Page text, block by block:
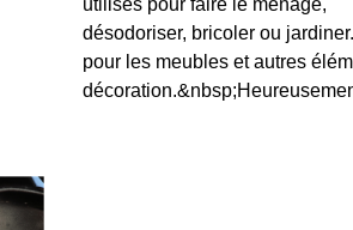
de
00:04:05 -
8 juin
utilisés pour faire le ménage,
désodoriser, bricoler ou
pour les meubles et autres